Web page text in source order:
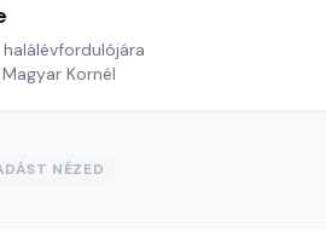
Kornél
NÉZED